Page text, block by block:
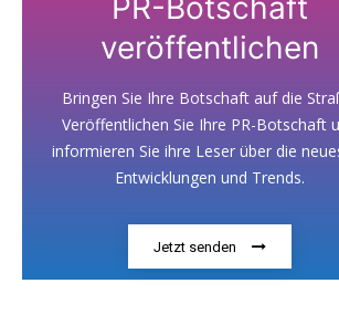
PR-Botschaft
veröffentlichen
Bringen Sie Ihre Botschaft auf die
Veröffentlichen Sie Ihre PR-Botschaft
informieren Sie ihre Leser über die
Entwicklungen und Trends.
Jetzt senden